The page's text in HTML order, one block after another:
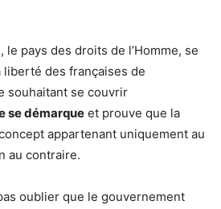
le pays des droits de l’Homme, se
des françaises de
souhaitant se couvrir
se démarque et prouve que la
appartenant uniquement au
au contraire.
oublier que le gouvernement